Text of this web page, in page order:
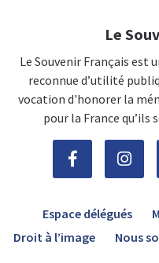
Le
Le Souvenir Français est
reconnue d’utilité
vocation d'honorer la
pour la France qu’ils
Espace délégués
Droit à l’image
Nous